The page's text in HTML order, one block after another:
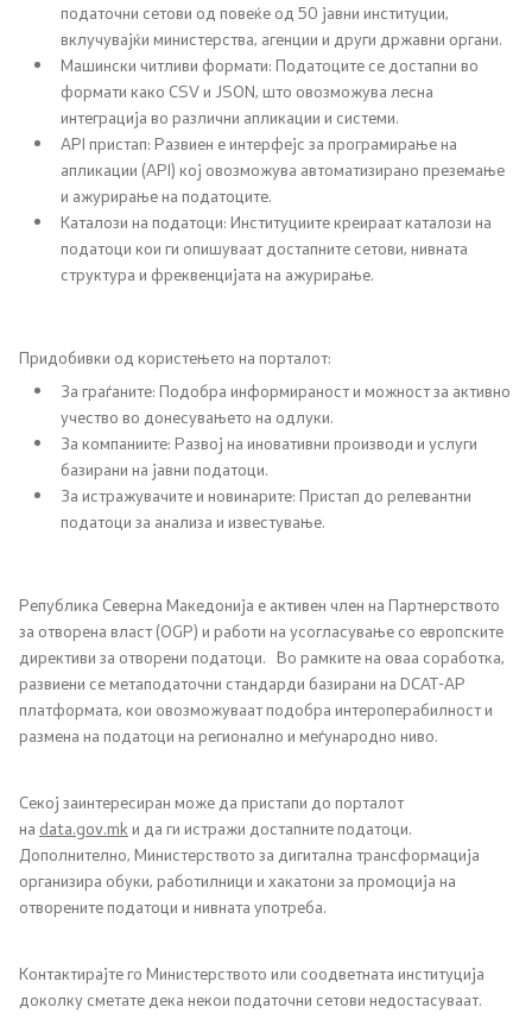
Правилници
Акти
Ревизорски извештаи
Годишни планови
Извештаи
Соопштенија
Новости
Интервјуа
Слободен пристап до информации од јавен карактер
Интегритет
Јавни расправи
Конкурси
Завршени конкурси
Национален портал за е-услуги
податочни сетови од повеќе од 50 јавни институции,
вклучувајќи министерства, агенции и други државни органи.
Машински читливи формати: Податоците се достапни во
формати како CSV и JSON, што овозможува лесна
интеграција во различни апликации и системи.
API пристап: Развиен е интерфејс за програмирање на
апликации (API) кој овозможува автоматизирано преземање
и ажурирање на податоците.
Каталози на податоци: Институциите креираат каталози на
податоци кои ги опишуваат достапните сетови, нивната
структура и фреквенцијата на ажурирање.
Придобивки од користењето на порталот:
За граѓаните: Подобра информираност и можност за активно
учество во донесувањето на одлуки.
За компаниите: Развој на иновативни производи и услуги
базирани на јавни податоци.
За истражувачите и новинарите: Пристап до релевантни
податоци за анализа и известување.
Република Северна Македонија е активен член на Партнерството
за отворена власт (OGP) и работи на усогласување со европските
директиви за отворени податоци. Во рамките на оваа соработка,
развиени се метаподаточни стандарди базирани на DCAT-AP
платформата, кои овозможуваат подобра интероперабилност и
размена на податоци на регионално и меѓународно ниво.
Секој заинтересиран може да пристапи до порталот
на data.gov.mk и да ги истражи достапните податоци.
Дополнително, Министерството за дигитална трансформација
организира обуки, работилници и хакатони за промоција на
отворените податоци и нивната употреба.
Контактирајте го Министерството или соодветната институција
доколку сметате дека некои податочни сетови недостасуваат.